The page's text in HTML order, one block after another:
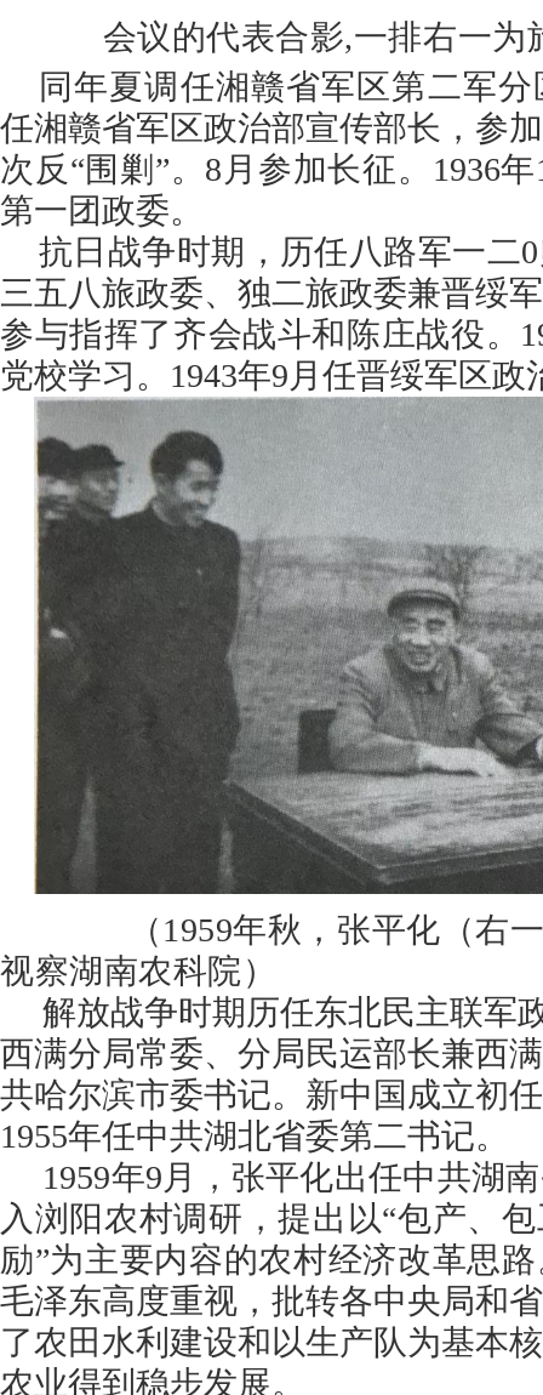
会议的代表合影,一排右一为
同年夏调任湘赣省军区第二军
任湘赣省军区政治部宣传部长，参
次反“围剿”。8月参加长征。1936
第一团政委。
抗日战争时期，历任八路军一二
三五八旅政委、独二旅政委兼晋绥
参与指挥了齐会战斗和陈庄战役。
党校学习。1943年9月任晋绥军区政
（1959年秋，张平化（右一
视察湖南农科院）
解放战争时期历任东北民主联军
西满分局常委、分局民运部长兼西
共哈尔滨市委书记。新中国成立初
1955年任中共湖北省委第二书记。
1959年9月，张平化出任中共湖
入浏阳农村调研，提出以“包产、
励”为主要内容的农村经济改革思
毛泽东高度重视，批转各中央局和
了农田水利建设和以生产队为基本
农业得到稳步发展。